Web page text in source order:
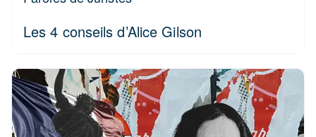
Les 4 conseils d’Alice Gilson